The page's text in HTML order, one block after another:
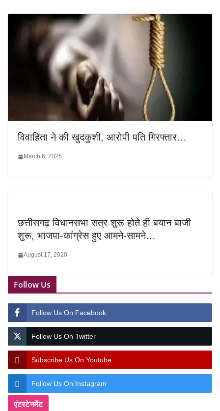
विवाहिता ने की खुदकुशी, आरोपी पति गिरफ्तार…
March 6, 2025
छत्तीसगढ़ विधानसभा सत्र शुरू होते ही बयान बाजी
शुरू, भाजपा-कांग्रेस हुए आमने-सामने…
August 17, 2020
Follow Us
Follow Us On Facebook
Follow Us On Twitter
Subscribe Us On Youtube
Follow Us On Instagram
एंटरटेनमेंट